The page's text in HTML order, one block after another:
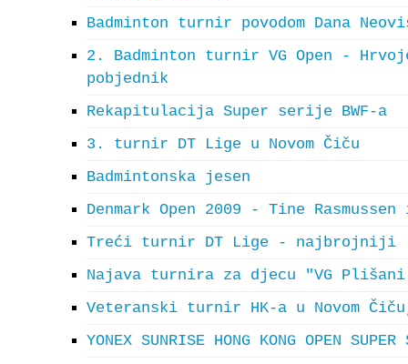
Badminton turnir povodom Dana
2. Badminton turnir VG Open -
pobjednik
Rekapitulacija Super serije BWF-a
3. turnir DT Lige u Novom Čiču
Badmintonska jesen
Denmark Open 2009 - Tine
Treći turnir DT Lige - najbrojniji
Najava turnira za djecu "VG Plišani
Veteranski turnir HK-a u Novom
YONEX SUNRISE HONG KONG OPEN